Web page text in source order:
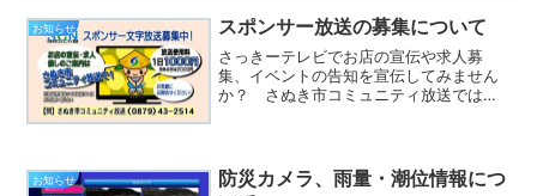
お知らせ スポンサー放送の募集について
さっきーテレビでお店の宣伝や求人募
集、イベントの告知を宣伝してみません
か？ さぬき市コミュニティ放送では、
間帯及び他の番組の終了から...
お知らせ
防災カメラ、雨量・潮位情報につ